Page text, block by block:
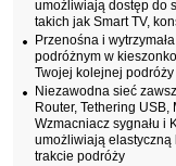
umożliwiają dostęp do
takich jak Smart TV,
Przenośna i
podróżnym w
Twojej kolejnej podróży
Niezawodna sieć
Router, Tethering
Wzmacniacz sygnału i
umożliwiają elastyczną
trakcie podróży